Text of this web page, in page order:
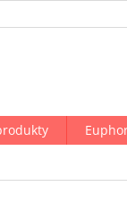
OCHRANY